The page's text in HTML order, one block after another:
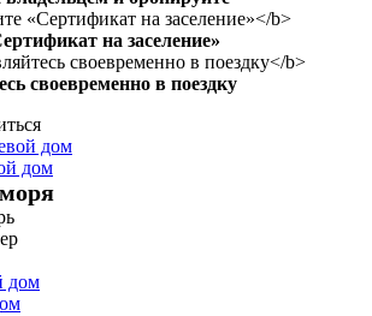
на заселение»
своевременно в поездку
дом